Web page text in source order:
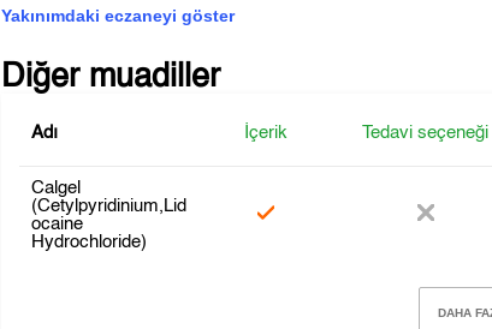
Yakınımdaki eczaneyi göster
Diğer muadiller
Adı İçerik Tedavi seçeneği
Calgel
(Cetylpyridinium,Lid
ocaine
Hydrochloride)
DAHA